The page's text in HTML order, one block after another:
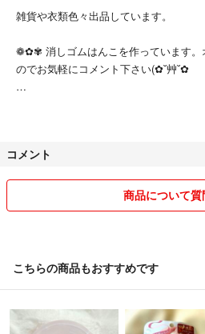
雑貨や衣類色々出品しています。
❁✿✾ 消しゴムはんこを作っています。
のでお気軽にコメント下さい(✿˘艸˘✿
で、宜しくお願い致します⠀】♡▓█▓
気持ち良いお取り引きを心掛けていま
べくご希望に添えればと思いますのでコ
大幅な値下げご提示や、規格外発送は
コメント
商品について質
こちらの商品もおすすめです